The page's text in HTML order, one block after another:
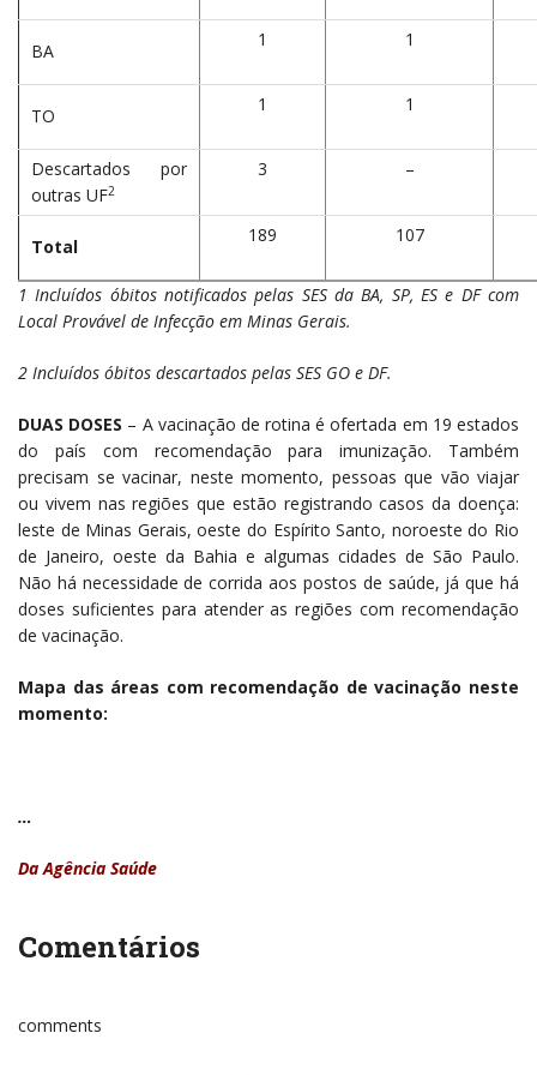
BA
1 1
TO
1 1
Descartados por
outras UF2
3 –
Total
189 107
1 Incluídos óbitos notificados pelas SES da BA, SP, ES e DF com
Local Provável de Infecção em Minas Gerais.
2 Incluídos óbitos descartados pelas SES GO e DF.
DUAS DOSES – A vacinação de rotina é ofertada em 19 estados
do país com recomendação para imunização. Também
precisam se vacinar, neste momento, pessoas que vão viajar
ou vivem nas regiões que estão registrando casos da doença:
leste de Minas Gerais, oeste do Espírito Santo, noroeste do Rio
de Janeiro, oeste da Bahia e algumas cidades de São Paulo.
Não há necessidade de corrida aos postos de saúde, já que há
doses suficientes para atender as regiões com recomendação
de vacinação.
Mapa das áreas com recomendação de vacinação neste
momento:
…
Da Agência Saúde
Comentários
comments